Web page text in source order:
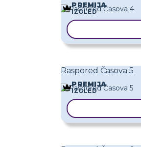
PREMIJA
IZGLED
Raspored Časova 5
PREMIJA
IZGLED